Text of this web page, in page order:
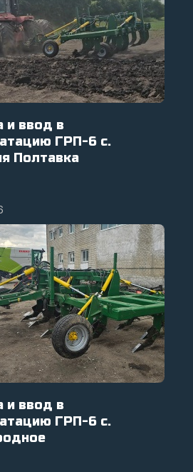
и ввод в
ГРП-6 с.
Полтавка
и ввод в
ГРП-6 с.